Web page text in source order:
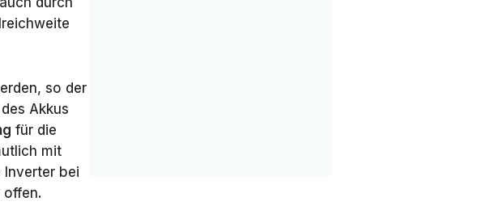
so der
Akkus
für die
mit
Inverter bei
offen.